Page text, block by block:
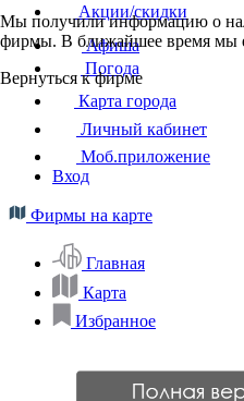
Мы получили информацию о
фирмы. В ближайшее время мы
Вернуться к фирме
Акции/скидки
Афиша
Погода
Карта города
Личный кабинет
Моб.приложение
Вход
Фирмы на карте
Главная
Карта
Избранное